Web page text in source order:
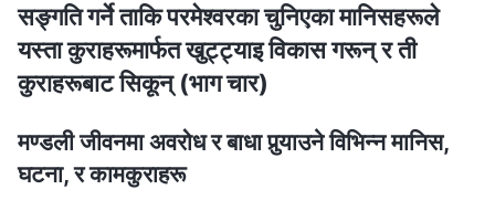
सङ्‍गति गर्ने ताकि परमेश्‍वरका चुनिएका मानिसहरूले
यस्ता कुराहरूमार्फत खुट्ट्याइ विकास गरून् र ती
कुराहरूबाट सिकून् (भाग चार)
मण्डली जीवनमा अवरोध र बाधा पुर्‍याउने विभिन्‍न मानिस,
घटना, र कामकुराहरू